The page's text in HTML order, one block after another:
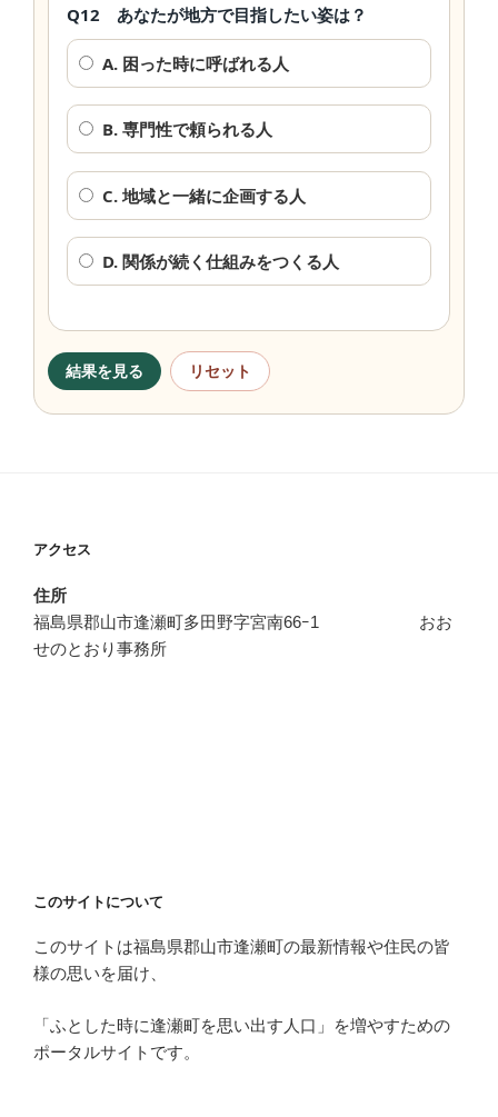
Q12 あなたが地方で目指したい姿は？
A. 困った時に呼ばれる人
B. 専門性で頼られる人
C. 地域と一緒に企画する人
D. 関係が続く仕組みをつくる人
結果を見る リセット
アクセス
住所
福島県郡山市逢瀬町多田野字宮南66ｰ1 おお
せのとおり事務所
このサイトについて
このサイトは福島県郡山市逢瀬町の最新情報や住民の皆
様の思いを届け、
「ふとした時に逢瀬町を思い出す人口」を増やすための
ポータルサイトです。